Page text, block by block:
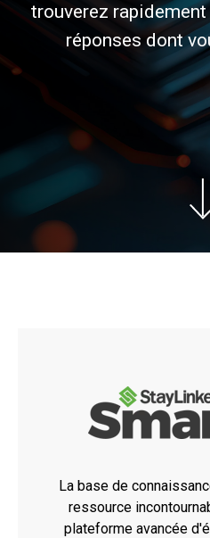
trouverez
réponses dont
La base de
ressource
plateforme avancée